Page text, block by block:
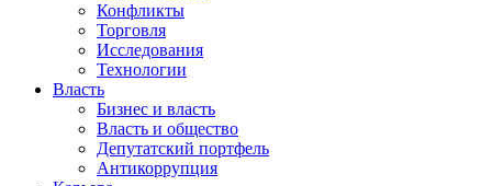
Конфликты
Торговля
Исследования
Технологии
Власть
Бизнес и власть
Власть и общество
Депутатский портфель
Антикоррупция